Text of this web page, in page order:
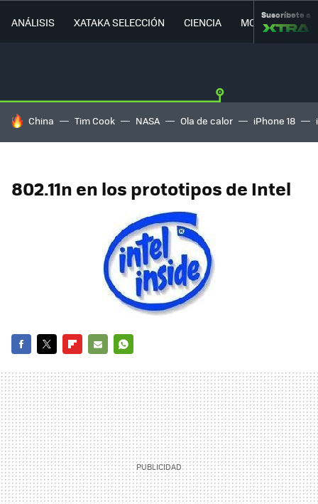
ANÁLISIS XATAKA SELECCIÓN CIENCIA MOVILIDAD
Suscríbete a
HOY SE HABLA DE
China Tim Cook NASA Ola de calor iPhone 18
802.11n en los prototipos de Intel
MAIL